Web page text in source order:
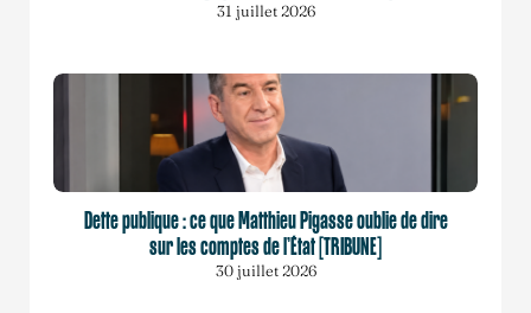
31 juillet 2026
Dette publique : ce que Matthieu Pigasse oublie de dire
sur les comptes de l’État [TRIBUNE]
30 juillet 2026